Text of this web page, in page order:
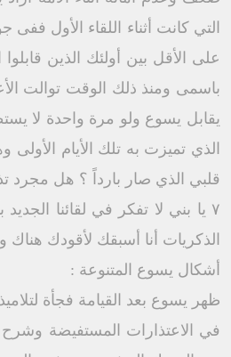
التي كانت أثناء اللقاء الأول
على الأقل بين أولئك الذين
باسمى ومنذ ذلك الوقت توالت
يقابل يسوع ولو مرة واحدة لا
الذي تميزت به تلك الأيام
۷ يا بني لا تفكر في لقائنا
الذكريات أنا أسبقك لأقودك
أشكال يسوع المتنوعة :
ظهر يسوع بعد القيامة فجأة